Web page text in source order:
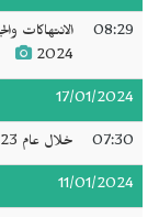
08:29
الانتهاكات
2024
17/01/2024
07:30 خلال عام 2023... استهدافات تركيا لإقليم شمال وشرق سوريا
11/01/2024